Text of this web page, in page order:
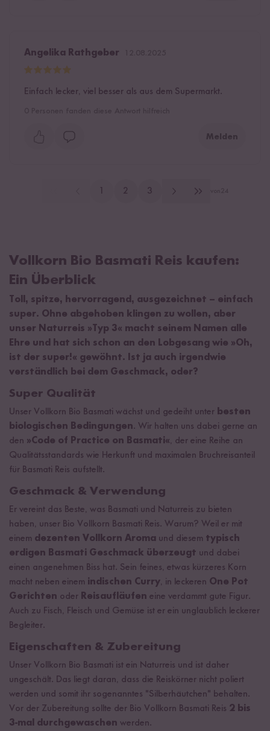
Angelika Rathgeber
Einfach lecker, viel besser als aus dem Supermarkt.
Melden
2 3
Vollkorn Bio Basmati Reis kaufen:
Ein Überblick
Toll, spitze, hervorragend, ausgezeichnet – einfach
super. Ohne abgehoben klingen zu wollen, aber
unser Naturreis »Typ 3« macht seinem Namen alle
Ehre und hat sich schon an den Lobgesang wie »Oh,
ist der super!« gewöhnt. Ist ja auch irgendwie
verständlich bei dem Geschmack, oder?
Super Qualität
Unser Vollkorn Bio Basmati wächst und gedeiht unter besten
biologischen Bedingungen. Wir halten uns dabei gerne an
den »Code of Practice on Basmati«, der eine Reihe an
Qualitätsstandards wie Herkunft und maximalen Bruchreisanteil
für Basmati Reis aufstellt.
Geschmack & Verwendung
Er vereint das Beste, was Basmati und Naturreis zu bieten
haben, unser Bio Vollkorn Basmati Reis. Warum? Weil er mit
einem dezenten Vollkorn Aroma und diesem typisch
erdigen Basmati Geschmack überzeugt und dabei
einen angenehmen Biss hat. Sein feines, etwas kürzeres Korn
macht neben einem indischen Curry, in leckeren One Pot
Gerichten oder Reisaufläufen eine verdammt gute Figur.
Auch zu Fisch, Fleisch und Gemüse ist er ein unglaublich leckerer
Begleiter.
Eigenschaften & Zubereitung
Unser Vollkorn Bio Basmati ist ein Naturreis und ist daher
ungeschält. Das liegt daran, dass die Reiskörner nicht poliert
werden und somit ihr sogenanntes "Silberhäutchen" behalten.
Vor der Zubereitung sollte der Bio Vollkorn Basmati Reis 2 bis
3-mal durchgewaschen werden.